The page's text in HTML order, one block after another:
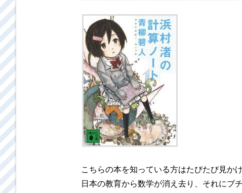
こちらの本を知っている方はたびたび見か
日本の教育から数学が消え去り、それにブ